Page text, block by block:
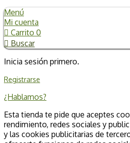
Menú
Mi cuenta
Carrito 0
Buscar
Inicia sesión primero.
Registrarse
¿Hablamos?
Esta tienda te pide que aceptes
rendimiento, redes sociales y
y las cookies publicitarias de